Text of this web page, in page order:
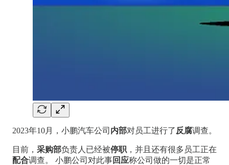
2023年10月，小鹏汽车公司 内部对员工进行了 反腐调查。
目前， 采购部负责人已经被停职 ，并且还有很多员工正在
配合调查。 小鹏公司对此事回应称公司做的一切是正常